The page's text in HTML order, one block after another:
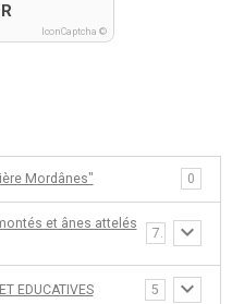
IconCaptcha ©
Mordânes" 0
et ânes attelés
7
EDUCATIVES 5